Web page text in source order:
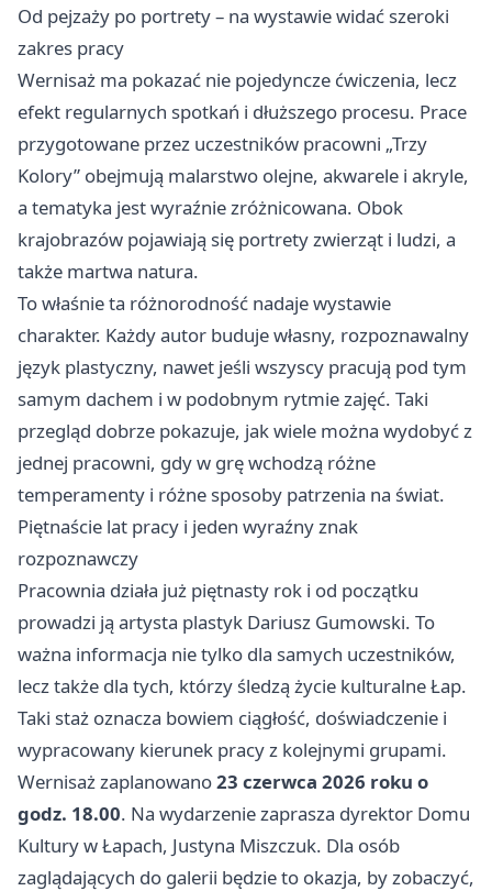
Od pejzaży po portrety – na wystawie widać szeroki
zakres pracy
Wernisaż ma pokazać nie pojedyncze ćwiczenia, lecz
efekt regularnych spotkań i dłuższego procesu. Prace
przygotowane przez uczestników pracowni „Trzy
Kolory” obejmują malarstwo olejne, akwarele i akryle,
a tematyka jest wyraźnie zróżnicowana. Obok
krajobrazów pojawiają się portrety zwierząt i ludzi, a
także martwa natura.
To właśnie ta różnorodność nadaje wystawie
charakter. Każdy autor buduje własny, rozpoznawalny
język plastyczny, nawet jeśli wszyscy pracują pod tym
samym dachem i w podobnym rytmie zajęć. Taki
przegląd dobrze pokazuje, jak wiele można wydobyć z
jednej pracowni, gdy w grę wchodzą różne
temperamenty i różne sposoby patrzenia na świat.
Piętnaście lat pracy i jeden wyraźny znak
rozpoznawczy
Pracownia działa już piętnasty rok i od początku
prowadzi ją artysta plastyk Dariusz Gumowski. To
ważna informacja nie tylko dla samych uczestników,
lecz także dla tych, którzy śledzą życie kulturalne Łap.
Taki staż oznacza bowiem ciągłość, doświadczenie i
wypracowany kierunek pracy z kolejnymi grupami.
Wernisaż zaplanowano23 czerwca 2026 roku o
godz. 18.00. Na wydarzenie zaprasza dyrektor Domu
Kultury w Łapach, Justyna Miszczuk. Dla osób
zaglądających do galerii będzie to okazja, by zobaczyć,